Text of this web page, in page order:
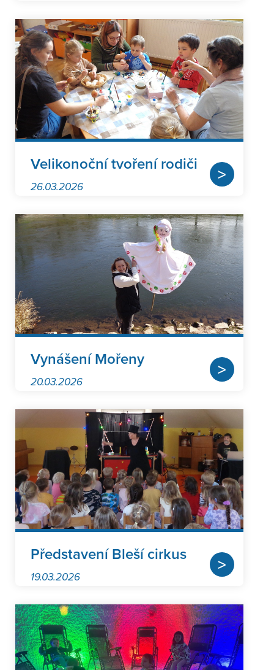
Velikonoční tvoření rodiči
26.03.2026
>
Vynášení Mořeny
20.03.2026
>
Představení Bleší cirkus
19.03.2026
>